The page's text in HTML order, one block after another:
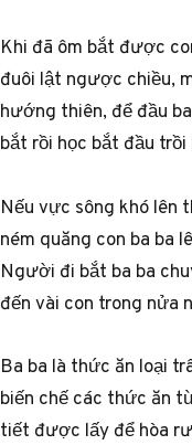
Khi đã ôm bắt được
đuôi lật ngược chiều,
hướng thiên, để đầu
bắt rồi học bắt đầu
Nếu vực sông khó lên
ném quăng con ba ba
Người đi bắt ba ba
đến vài con trong nửa
Ba ba là thức ăn loại
biến chế các thức ăn
tiết được lấy để hòa